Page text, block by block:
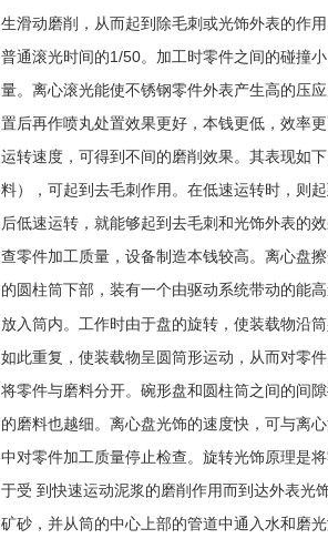
生滑动磨削，从而起到除毛刺或光饰外表的作
普通滚光时间的1/50。加工时零件之间的碰撞
量。离心滚光能使不锈钢零件外表产生高的压
置后再作喷丸处置效果更好，本钱更低，效率
运转速度，可得到不间的磨削效果。其表现如
料），可起到去毛刺作用。在低速运转时，则
后低速运转，就能够起到去毛刺和光饰外表的
查零件加工质量，设备制造本钱较高。离心盘
的圆柱筒下部，装有一个由驱动系统带动的能
放入筒内。工作时由于盘的旋转，使装载物沿
如此重复，使装载物呈圆筒形运动，从而对零
将零件与磨料分开。碗形盘和圆柱筒之间的间
的磨料也越细。离心盘光饰的速度快，可与离
中对零件加工质量停止检查。旋转光饰原理是
于受 到快速运动泥浆的磨削作用而到达外表光
矿砂，并从筒的中心上部的管道中通入水和磨